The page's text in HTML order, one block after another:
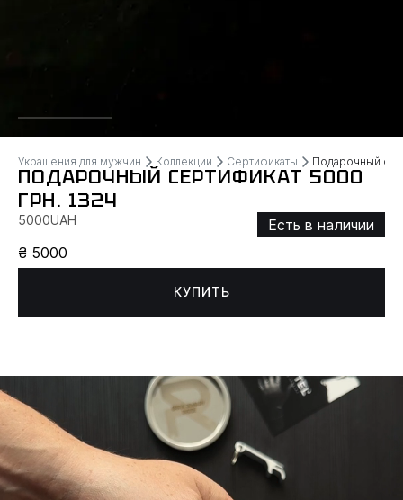
Украшения для мужчин Коллекции Сертификаты Подарочный
ПОДАРОЧНЫЙ СЕРТИФИКАТ 5000
ГРН. 1324
5000UAH
Есть в наличии
₴ 5000
КУПИТЬ